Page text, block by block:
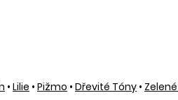
• Lilie • Pižmo • Dřevité Tóny •